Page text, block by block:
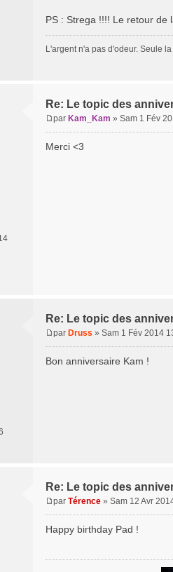
PS : Strega !!!! Le retour de
L'argent n'a pas d'odeur. Seule
Re: Le topic des
s
par Kam_Kam » Sam 1 Fév
Merci <3
Re: Le topic des
s
par Druss » Sam 1 Fév 2014
Bon anniversaire Kam !
Re: Le topic des
s
a
par Térence » Sam 12 Avr
Happy birthday Pad !